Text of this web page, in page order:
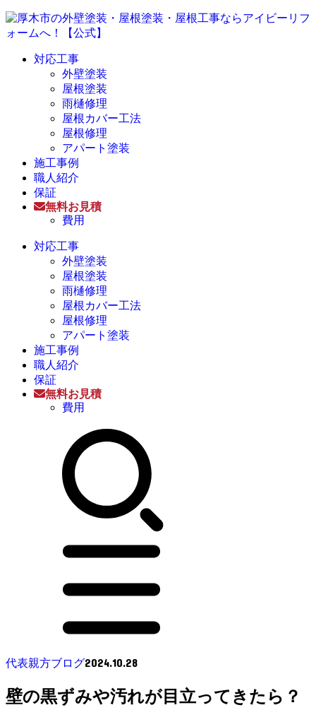
対応工事
外壁塗装
屋根塗装
雨樋修理
屋根カバー工法
屋根修理
アパート塗装
施工事例
職人紹介
保証
無料お見積
費用
対応工事
外壁塗装
屋根塗装
雨樋修理
屋根カバー工法
屋根修理
アパート塗装
施工事例
職人紹介
保証
無料お見積
費用
代表親方ブログ2024.10.28
壁の黒ずみや汚れが目立ってきたら？